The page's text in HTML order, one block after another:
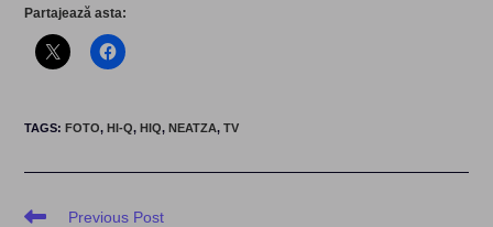
Partajează asta:
TAGS:FOTO, HI-Q, HIQ, NEATZA, TV
Read
Previous Post